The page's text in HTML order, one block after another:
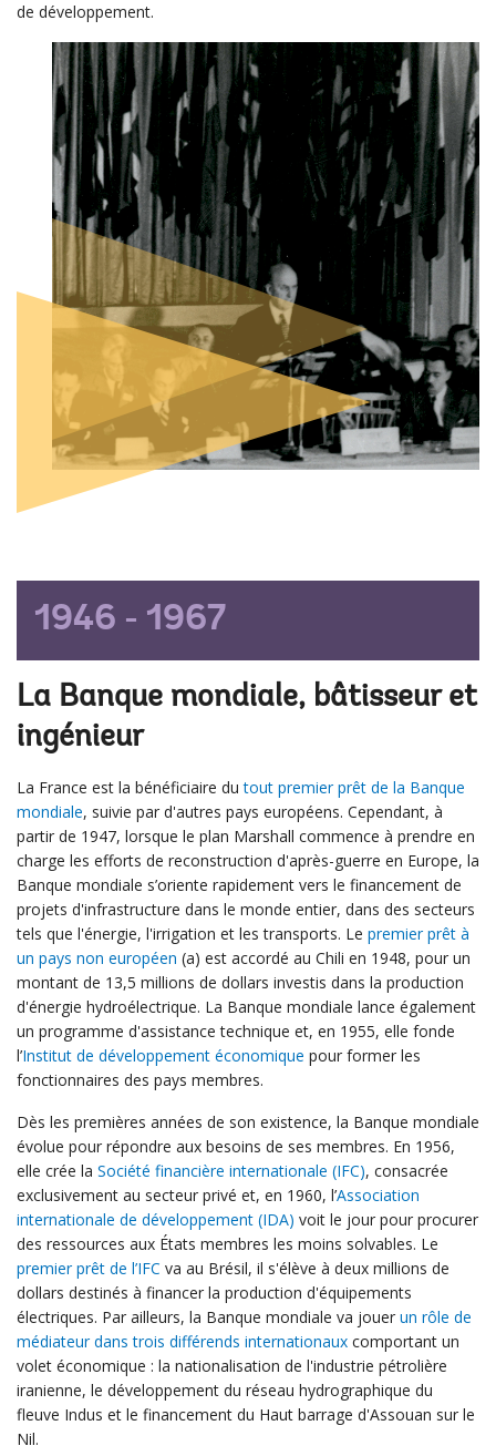
de développement.
1946 - 1967
La Banque mondiale, bâtisseur et
ingénieur
La France est la bénéficiaire dutout premier prêt de la Banque
mondiale, suivie par d'autres pays européens. Cependant, à
partir de 1947, lorsque le plan Marshall commence à prendre en
charge les efforts de reconstruction d'après-guerre en Europe, la
Banque mondiale s’oriente rapidement vers le financement de
projets d'infrastructure dans le monde entier, dans des secteurs
tels que l'énergie, l'irrigation et les transports. Le premier prêt à
un pays non européen (a) est accordé au Chili en 1948, pour un
montant de 13,5 millions de dollars investis dans la production
d'énergie hydroélectrique. La Banque mondiale lance également
un programme d'assistance technique et, en 1955, elle fonde
l’Institut de développement économique pour former les
fonctionnaires des pays membres.
Dès les premières années de son existence, la Banque mondiale
évolue pour répondre aux besoins de ses membres. En 1956,
elle crée la Société financière internationale (IFC), consacrée
exclusivement au secteur privé et, en 1960, l’Association
internationale de développement (IDA) voit le jour pour procurer
des ressources aux États membres les moins solvables. Le
premier prêt de l’IFC va au Brésil, il s'élève à deux millions de
dollars destinés à financer la production d'équipements
électriques. Par ailleurs, la Banque mondiale va jouer un rôle de
médiateur dans trois différends internationaux comportant un
volet économique : la nationalisation de l'industrie pétrolière
iranienne, le développement du réseau hydrographique du
fleuve Indus et le financement du Haut barrage d'Assouan sur le
Nil.